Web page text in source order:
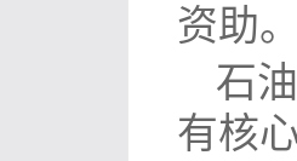
资助
石
有核